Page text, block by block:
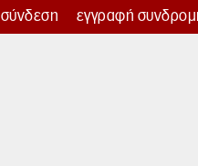
σύνδεση εγγραφή